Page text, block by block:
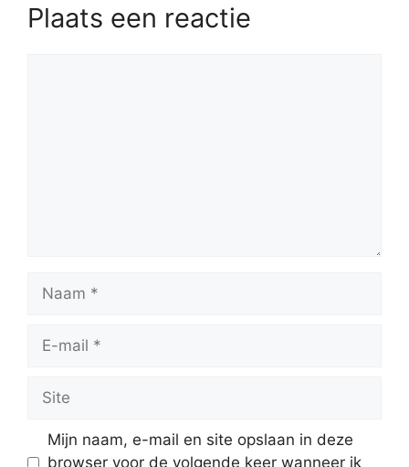
Plaats een reactie
mail
Mijn naam, e-mail en site opslaan in deze
browser voor de volgende keer wanneer ik